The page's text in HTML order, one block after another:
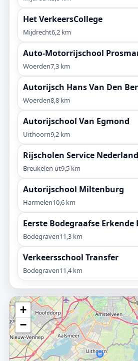
Het VerkeersCollege
Mijdrecht6,2 km
Auto-Motorrijschool
Woerden7,3 km
Autorijsch Hans Van Den
Woerden8,8 km
Autorijschool Van Egmond
Uithoorn9,2 km
Rijscholen Service Nederland
Breukelen ut9,5 km
Autorijschool Miltenburg
Harmelen10,6 km
Eerste Bodegraafse Erkende
Bodegraven11,3 km
Verkeersschool Transfer
Bodegraven11,4 km
+
−